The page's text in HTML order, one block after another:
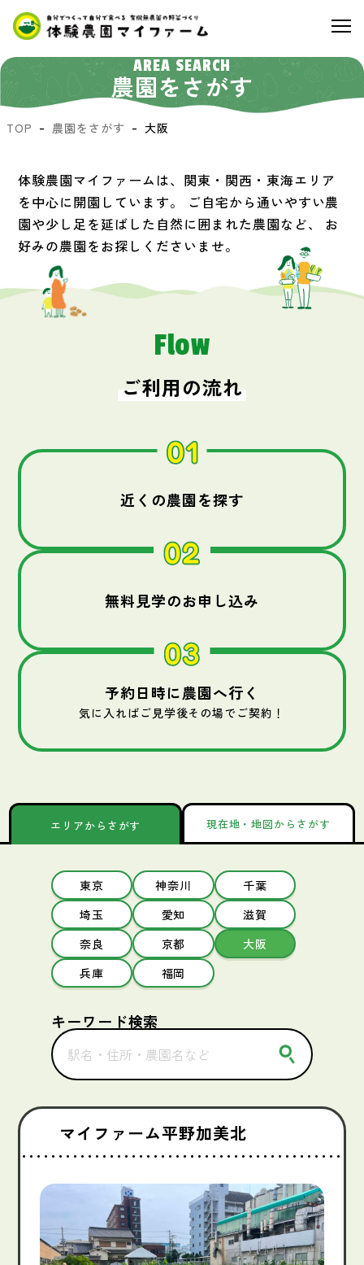
AREA SEARCH
農園をさがす
TOP 農園をさがす 大阪
体験農園マイファームは、関東・関西・東海エリア
を中心に開園しています。
ご自宅から通いやすい農
園や少し足を延ばした自然に囲まれた農園など、
お
好みの農園をお探しくださいませ。
Flow
ご利用の流れ
近くの農園を探す
無料見学のお申し込み
予約日時に農園へ行く
気に入ればご見学後その場でご契約！
エリアからさがす 現在地・地図からさがす
東京 神奈川
千葉
埼玉
愛知
滋賀
奈良
京都
大阪
兵庫
福岡
キーワード検索
マイファーム平野加美北